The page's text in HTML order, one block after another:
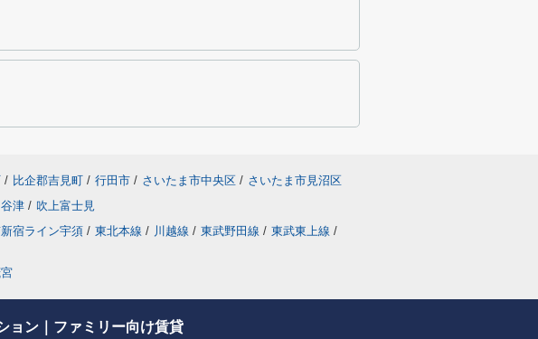
/ 比企郡吉見町 / 行田市 / さいたま市中央区 / さいたま市見沼区
谷津 / 吹上富士見
宿ライン宇須 / 東北本線 / 川越線 / 東武野田線 / 東武東上線 /
ョン｜ファミリー向け賃貸